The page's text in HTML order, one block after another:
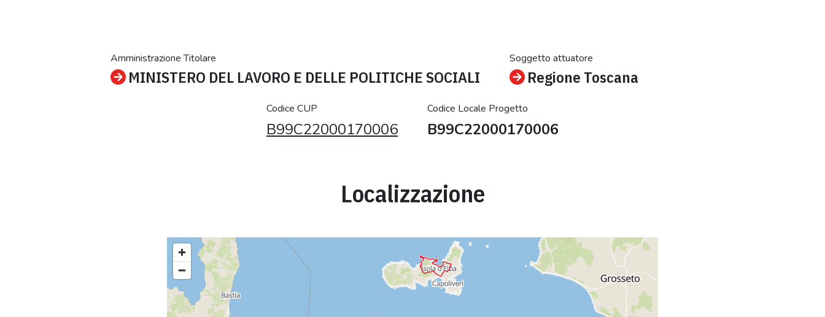
Amministrazione Titolare
MINISTERO DEL LAVORO E DELLE POLITICHE SOCIALI
Soggetto attuatore
Regione Toscana
Codice CUP
B99C22000170006
Codice Locale Progetto
B99C22000170006
Localizzazione